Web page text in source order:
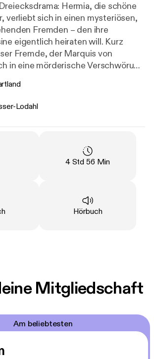
Hermia, die schöne
verliebt sich in einen mysteriösen,
Fremden – den ihre
eigentlich heiraten will. Kurz
Fremde, der Marquis von
in eine mörderische Verschwörung
Happy End scheint utopisch zu
- Author
Lodahl - Narrator
Lodahl
Länge :
4 Std 56 Min
: Art:
Hörbuch
Mitgliedschaft
Am beliebtesten